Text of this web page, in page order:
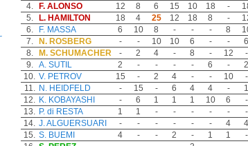
4.
F. ALONSO 12 8 6 15 10 18 -
5.
L. HAMILTON 18 4 25 12 18 8 -
6.
F. MASSA 6 10 8 - - - 8
7.
N. ROSBERG - - 10 10 6 - - 6
8.
M. SCHUMACHER - 2 4 - 8 - 12 -
9.
A. SUTIL 2 - - - - 6 - 2
10. V. PETROV 15 - 2 4 - - 10 -
11. N. HEIDFELD - 15 - 6 4 4 - 1
12. K. KOBAYASHI - 6 1 1 1 10 6 -
13. P. di RESTA 1 1 - - - - - -
14. J. ALGUERSUARI - - - - - - 4 4
15. S. BUEMI 4 - - 2 - 1 1 -